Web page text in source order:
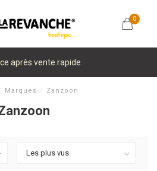
0
après vente rapide
Marques / Zanzoon